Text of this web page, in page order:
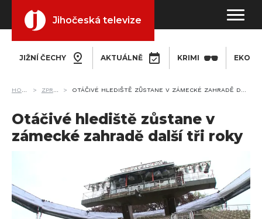
Jihočeská televize
JIŽNÍ ČECHY AKTUÁLNĚ KRIMI
HOME ZPRÁVY OTÁČIVÉ HLEDIŠTĚ ZŮSTANE V ZÁMECKÉ ZAHRADĚ DALŠÍ TŘI ROKY
Otáčivé hlediště zůstane v
zámecké zahradě další tři roky